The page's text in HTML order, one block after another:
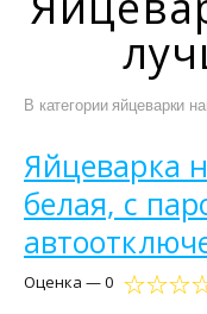
В категории яйцеварки
Яйцеварка
белая, с
Оценка — 0